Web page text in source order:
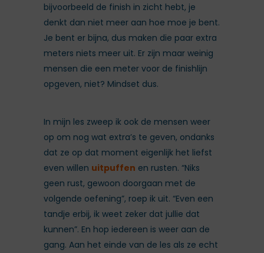
bijvoorbeeld de finish in zicht hebt, je
denkt dan niet meer aan hoe moe je bent.
Je bent er bijna, dus maken die paar extra
meters niets meer uit. Er zijn maar weinig
mensen die een meter voor de finishlijn
opgeven, niet? Mindset dus.
In mijn les zweep ik ook de mensen weer
op om nog wat extra’s te geven, ondanks
dat ze op dat moment eigenlijk het liefst
even willen uitpuffen en rusten. “Niks
geen rust, gewoon doorgaan met de
volgende oefening”, roep ik uit. “Even een
tandje erbij, ik weet zeker dat jullie dat
kunnen”. En hop iedereen is weer aan de
gang. Aan het einde van de les als ze echt